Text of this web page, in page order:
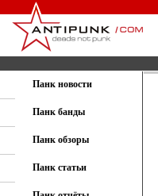
Панк новости
Панк банды
Панк обзоры
Панк статьи